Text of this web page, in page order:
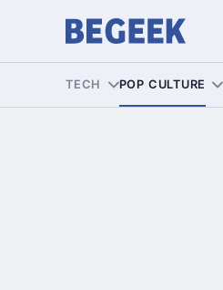
TECH POP CULTURE